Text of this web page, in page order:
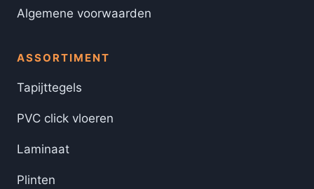
Algemene voorwaarden
ASSORTIMENT
Tapijttegels
PVC click vloeren
Laminaat
Plinten